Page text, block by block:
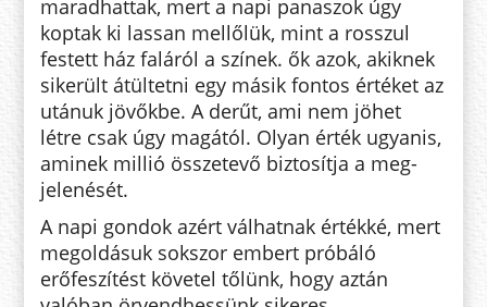
maradhattak, mert a napi panaszok úgy
koptak ki lassan mellőlük, mint a rosszul
festett ház faláról a színek. ők azok, akik­nek
sikerült átültetni egy másik fontos értéket az
utánuk jövőkbe. A derűt, ami nem jöhet
létre csak úgy magától. Olyan érték ugyanis,
ami­nek millió összetevő biztosítja a meg­
jelenését.
A napi gondok azért válhatnak értékké, mert
megoldásuk sokszor em­bert próbáló
erőfeszítést követel tő­lünk, hogy aztán